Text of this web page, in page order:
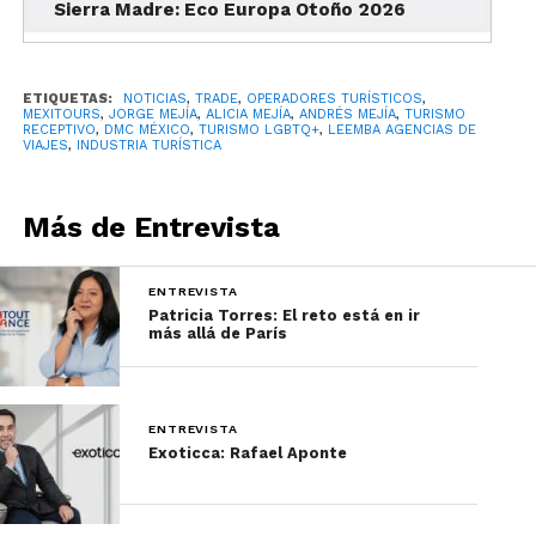
“te voy a traer el mundo
a tus pies”. Jorge
decisión abrió una nueva
etapa para la empresa.
Alicia Mejía, columna
estructural de Mexitours
También abrió la puerta a Alicia Mejía. En esta
historia no se puede hablar solo de padre e hijo.
Alicia es columna estructural de Mexitours. Entró
primero como apoyo, después tomó chequeras,
Sierra Madre: Eco Europa Otoño 2026
ETIQUETAS: NOTICIAS, TRADE, OPERADORES TURÍSTICOS,
MEXITOURS, JORGE MEJÍA, ALICIA MEJÍA, ANDRÉS MEJÍA, TURISMO
RECEPTIVO, DMC MÉXICO, TURISMO LGBTQ+, LEEMBA AGENCIAS DE
VIAJES, INDUSTRIA TURÍSTICA
Más de Entrevista
ENTREVISTA
Patricia Torres: El reto está en ir
más allá de París
ENTREVISTA
Exoticca: Rafael Aponte